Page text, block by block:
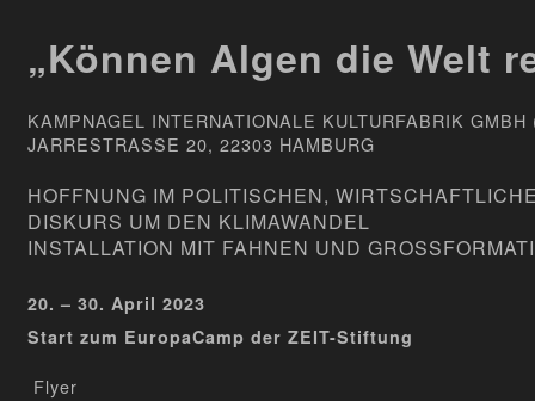
„Können Algen die Welt
KAMPNAGEL INTERNATIONALE KULTURFABRIK
JARRESTRASSE 20, 22303 HAMBURG
HOFFNUNG IM POLITISCHEN,
DISKURS UM DEN KLIMAWANDEL
INSTALLATION MIT FAHNEN UND
20. – 30. April 2023
Start zum EuropaCamp der ZEIT-Stiftung
Flyer